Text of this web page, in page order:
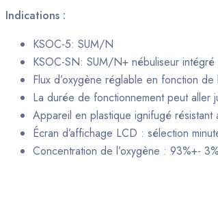
Indications :
KSOC-5: SUM/N
KSOC-SN: SUM/N+ nébuliseur intégré
Flux d’oxygène réglable en fonction
La durée de fonctionnement peut aller
Appareil en plastique ignifugé résistant
Écran d’affichage LCD : sélection
Concentration de l’oxygène : 93%+-